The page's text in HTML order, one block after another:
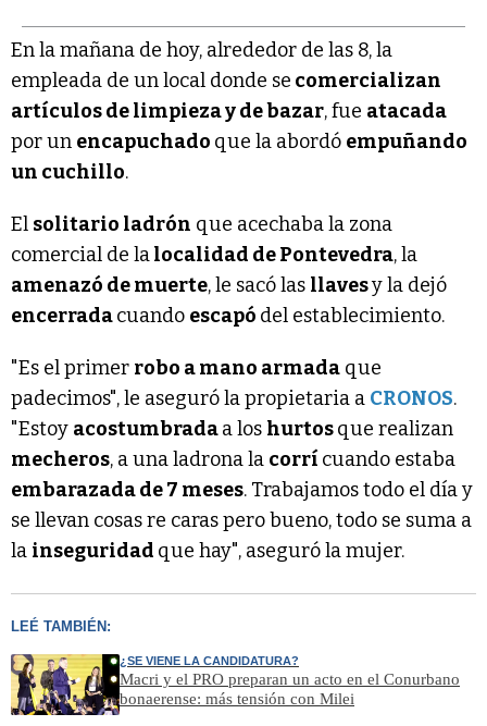
En la mañana de hoy, alrededor de las 8, la
empleada de un local donde se comercializan
artículos de limpieza y de bazar, fue atacada
por un encapuchado que la abordó empuñando
un cuchillo.
El solitario ladrón que acechaba la zona
comercial de lalocalidad de Pontevedra, la
amenazó de muerte, le sacó las llavesy la dejó
encerradacuando escapó del establecimiento.
"Es el primer robo a mano armada que
padecimos", le aseguró la propietaria a CRONOS.
"Estoy acostumbradaa los hurtosque realizan
mecheros, a una ladrona la corrícuando estaba
embarazada de 7 meses. Trabajamos todo el día y
se llevan cosas re caras pero bueno, todo se suma a
la inseguridad que hay", aseguró la mujer.
LEÉ TAMBIÉN:
¿SE VIENE LA CANDIDATURA?
Macri y el PRO preparan un acto en el Conurbano
bonaerense: más tensión con Milei